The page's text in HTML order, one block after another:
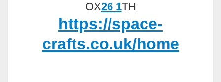
OX26 1TH
https://space-
crafts.co.uk/home